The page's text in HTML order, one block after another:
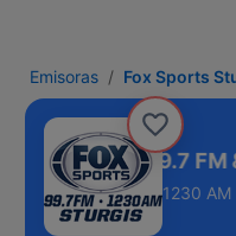
Emisoras Fox Sports
Sturgis 99.7 FM
1230 AM